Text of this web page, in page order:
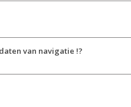
van navigatie !?